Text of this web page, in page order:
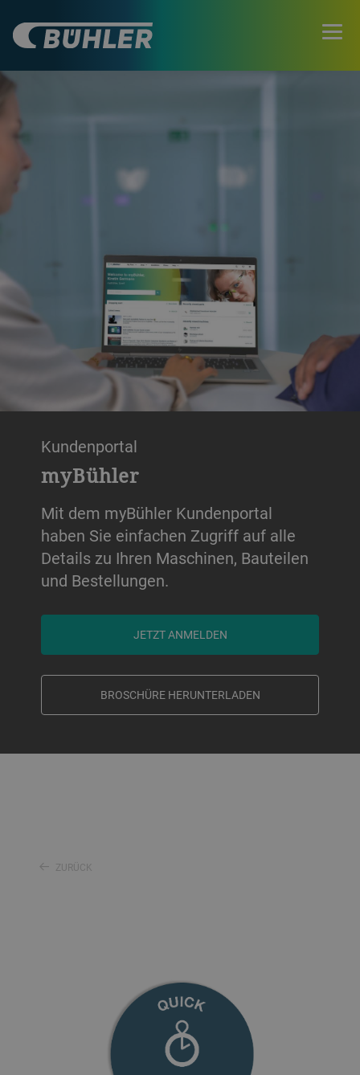
Kundenportal
myBühler
Mit dem myBühler Kundenportal
haben Sie einfachen Zugriff auf alle
Details zu Ihren Maschinen, Bauteilen
und Bestellungen.
JETZT ANMELDEN
BROSCHÜRE HERUNTERLADEN
ZURÜCK